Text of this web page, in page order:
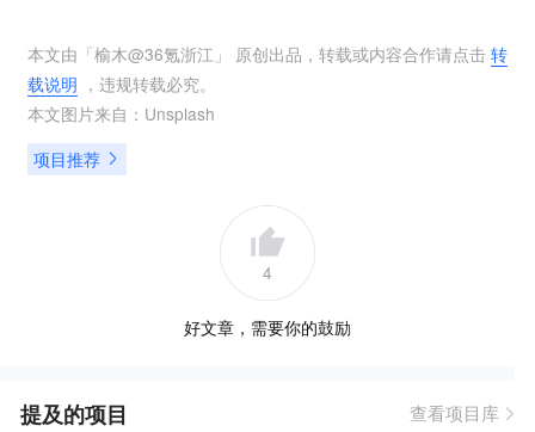
本文由「榆木@36氪浙江 」 原创出品，转载或内容合作请点击转
载说明 ，违规转载必究。
本文图片来自： Unsplash
项目推荐
4
好文章，需要你的鼓励
提及的项目 查看项目库